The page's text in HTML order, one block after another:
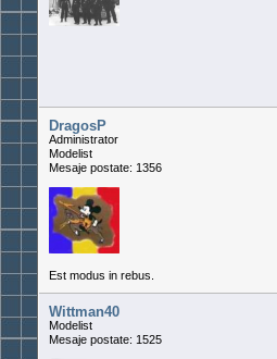
DragosP
Administrator
Modelist
Mesaje postate: 1356
Est modus in rebus.
Wittman40
Modelist
Mesaje postate: 1525